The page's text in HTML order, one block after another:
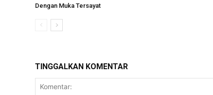
Dengan Muka Tersayat
TINGGALKAN KOMENTAR